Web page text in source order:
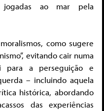
jogadas ao mar pela
como sugere
evitando cair numa
para a perseguição e
– incluindo aquela
histórica, abordando
das experiências